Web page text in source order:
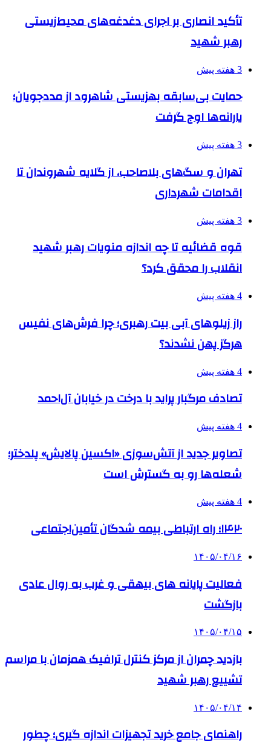
تأکید انصاری بر اجرای دغدغه‌های محیط‌زیستی
رهبر شهید
3 هفته پیش
حمایت بی‌سابقه بهزیستی شاهرود از مددجویان؛
یارانه‌ها اوج گرفت
3 هفته پیش
تهران و سگ‌های بلاصاحب، از گلایه شهروندان تا
اقدامات شهرداری
3 هفته پیش
قوه قضائیه تا چه اندازه منویات رهبر شهید
انقلاب را محقق کرد؟
4 هفته پیش
راز زیلوهای آبی بیت رهبری؛ چرا فرش‌های نفیس
هرگز پهن نشدند؟
4 هفته پیش
تصادف مرگبار پراید با درخت در خیابان آل‌احمد
4 هفته پیش
تصاویر جدید از آتش‌سوزی «اکسین پالایش» پلدختر؛
شعله‌ها رو به گسترش است
4 هفته پیش
۱۴۲۰؛ راه ارتباطی بیمه شدگان تأمین‌اجتماعی
۱۴۰۵/۰۴/۱۶
فعالیت پایانه های بیهقی و غرب به روال عادی
بازگشت
۱۴۰۵/۰۴/۱۵
بازدید چمران از مرکز کنترل ترافیک همزمان با مراسم
تشییع رهبر شهید
۱۴۰۵/۰۴/۱۴
راهنمای جامع خرید تجهیزات اندازه گیری؛ چطور